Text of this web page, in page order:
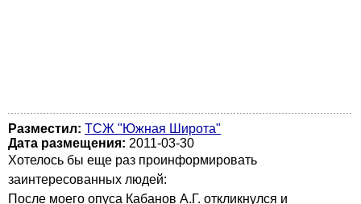
Разместил: ТСЖ "Южная Широта"
Дата размещения: 2011-03-30
Хотелось бы еще раз проинформировать
заинтересованных людей:
После моего опуса Кабанов А.Г. откликнулся и